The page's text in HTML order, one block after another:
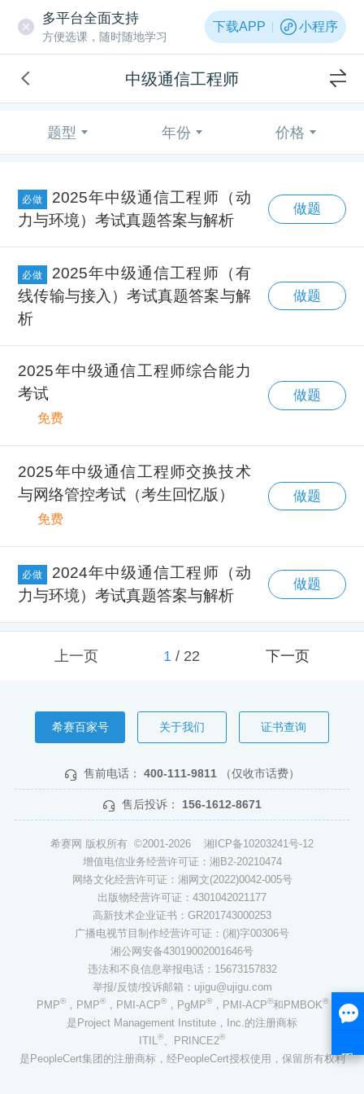
多平台全面支持
方便选课，随时随地学习
下载APP 小程序
中级通信工程师
题型 年份 价格
必做
2025年中级通信工程师（动
力与环境）考试真题答案与解析
做题
必做
2025年中级通信工程师（有
线传输与接入）考试真题答案与解
析
做题
2025年中级通信工程师综合能力
考试
免费
做题
2025年中级通信工程师交换技术
与网络管控考试（考生回忆版）
免费
做题
必做
2024年中级通信工程师（动
力与环境）考试真题答案与解析
做题
上一页 1/ 22 下一页
希赛百家号 关于我们 证书查询
售前电话： 400-111-9811 （仅收市话费）
售后投诉： 156-1612-8671
希赛网 版权所有 ©2001-2026 湘ICP备10203241号-12
增值电信业务经营许可证：湘B2-20210474
网络文化经营许可证：湘网文(2022)0042-005号
出版物经营许可证：4301042021177
高新技术企业证书：GR201743000253
广播电视节目制作经营许可证：(湘)字00306号
湘公网安备43019002001646号
违法和不良信息举报电话：15673157832
举报/反馈/投诉邮箱：ujigu@ujigu.com
PMP®，PMP®，PMI-ACP®，PgMP®，PMI-ACP®和PMBOK®
是Project Management Institute，Inc.的注册商标
ITIL®、PRINCE2®
是PeopleCert集团的注册商标，经PeopleCert授权使用，保留所有权利